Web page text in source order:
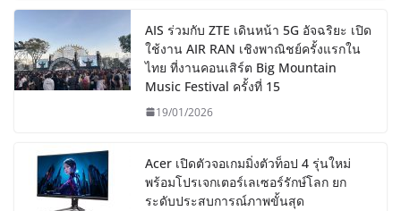
AIS ร่วมกับ ZTE เดินหน้า 5G อัจฉริยะ เปิด
ใช้งาน AIR RAN เชิงพาณิชย์ครั้งแรกใน
ไทย ที่งานคอนเสิร์ต Big Mountain
Music Festival ครั้งที่ 15
19/01/2026
Acer เปิดตัวจอเกมมิ่งตัวท็อป 4 รุ่นใหม่
พร้อมโปรเจกเตอร์เลเซอร์รักษ์โลก ยก
ระดับประสบการณ์ภาพขั้นสุด